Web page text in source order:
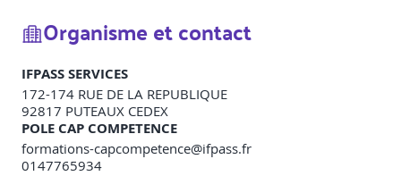
Organisme et contact
IFPASS SERVICES
172-174 RUE DE LA REPUBLIQUE
92817 PUTEAUX CEDEX
POLE CAP COMPETENCE
formations-capcompetence@ifpass.fr
0147765934